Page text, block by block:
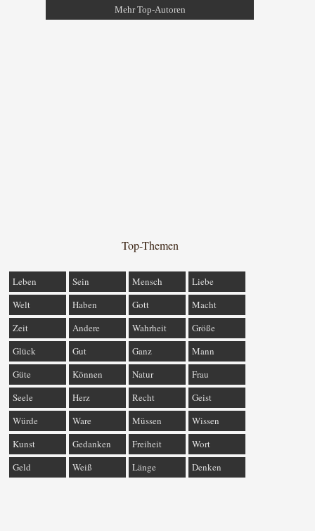
Mehr Top-Autoren
Top-Themen
Leben Sein Mensch
Liebe
Welt
Haben Gott
Macht
Zeit
Andere Wahrheit
Größe
Glück
Gut Ganz
Mann
Güte
Können Natur
Frau
Seele
Herz Recht
Geist
Würde
Ware Müssen
Wissen
Kunst
Gedanken Freiheit
Wort
Geld
Weiß Länge Denken